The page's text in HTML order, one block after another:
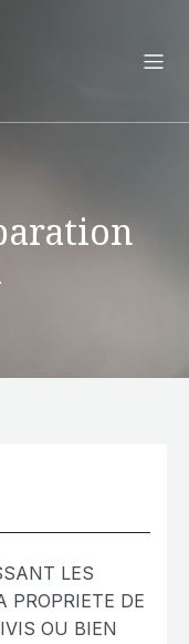
LES
PROPRIETE DE
OU BIEN